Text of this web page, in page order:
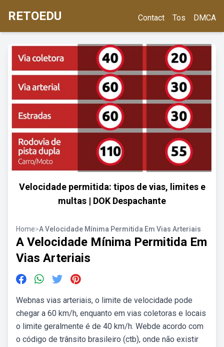
RETOEDU Contact Tos DMCA
Velocidade permitida: tipos de vias, limites e
multas | DOK Despachante
Home>A Velocidade Mínima Permitida Em Vias Arteriais
A Velocidade Mínima Permitida Em
Vias Arteriais
Webnas vias arteriais, o limite de velocidade pode
chegar a 60 km/h, enquanto em vias coletoras e locais
o limite geralmente é de 40 km/h. Webde acordo com
o código de trânsito brasileiro (ctb), onde não existir